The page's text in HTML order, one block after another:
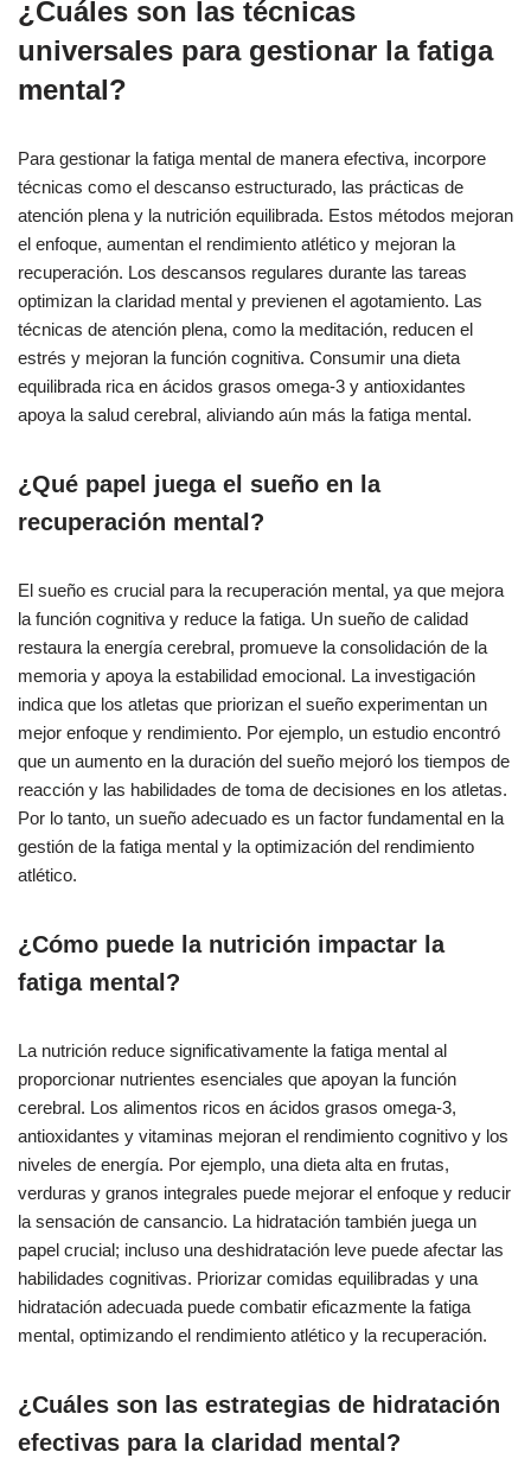
¿Cuáles son las técnicas
universales para gestionar la fatiga
mental?
Para gestionar la fatiga mental de manera efectiva, incorpore
técnicas como el descanso estructurado, las prácticas de
atención plena y la nutrición equilibrada. Estos métodos mejoran
el enfoque, aumentan el rendimiento atlético y mejoran la
recuperación. Los descansos regulares durante las tareas
optimizan la claridad mental y previenen el agotamiento. Las
técnicas de atención plena, como la meditación, reducen el
estrés y mejoran la función cognitiva. Consumir una dieta
equilibrada rica en ácidos grasos omega-3 y antioxidantes
apoya la salud cerebral, aliviando aún más la fatiga mental.
¿Qué papel juega el sueño en la
recuperación mental?
El sueño es crucial para la recuperación mental, ya que mejora
la función cognitiva y reduce la fatiga. Un sueño de calidad
restaura la energía cerebral, promueve la consolidación de la
memoria y apoya la estabilidad emocional. La investigación
indica que los atletas que priorizan el sueño experimentan un
mejor enfoque y rendimiento. Por ejemplo, un estudio encontró
que un aumento en la duración del sueño mejoró los tiempos de
reacción y las habilidades de toma de decisiones en los atletas.
Por lo tanto, un sueño adecuado es un factor fundamental en la
gestión de la fatiga mental y la optimización del rendimiento
atlético.
¿Cómo puede la nutrición impactar la
fatiga mental?
La nutrición reduce significativamente la fatiga mental al
proporcionar nutrientes esenciales que apoyan la función
cerebral. Los alimentos ricos en ácidos grasos omega-3,
antioxidantes y vitaminas mejoran el rendimiento cognitivo y los
niveles de energía. Por ejemplo, una dieta alta en frutas,
verduras y granos integrales puede mejorar el enfoque y reducir
la sensación de cansancio. La hidratación también juega un
papel crucial; incluso una deshidratación leve puede afectar las
habilidades cognitivas. Priorizar comidas equilibradas y una
hidratación adecuada puede combatir eficazmente la fatiga
mental, optimizando el rendimiento atlético y la recuperación.
¿Cuáles son las estrategias de hidratación
efectivas para la claridad mental?